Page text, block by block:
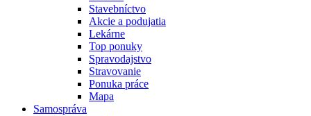
Stavebníctvo
Akcie a podujatia
Lekárne
Top ponuky
Spravodajstvo
Stravovanie
Ponuka práce
Mapa
Samospráva